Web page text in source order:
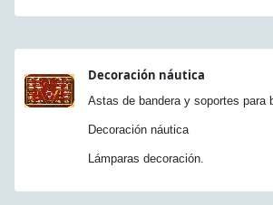
Decoración náutica
Astas de bandera y soportes para
Decoración náutica
Lámparas decoración.